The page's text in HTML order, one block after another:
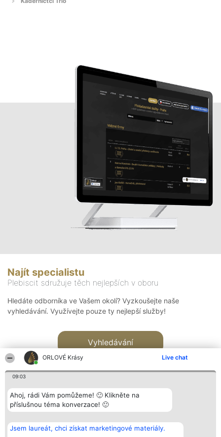
ORLOVÉ Krásy Live chat
09:03
Ahoj, rádi Vám pomůžeme! 🙂 Klikněte na
příslušnou téma konverzace! 🙂
Jsem laureát, chci získat marketingové materiály.
Najít specialistu
Plebiscit sdružuje těch nejlepších v oboru
Hledáte odborníka ve Vašem okolí? Vyzkoušejte naše
vyhledávání. Využívejte pouze ty nejlepší služby!
Vyhledávání
Bright Side Solutions sp. z o.
o. sp. k.
Vítězové
Seznam všech
Kontakt